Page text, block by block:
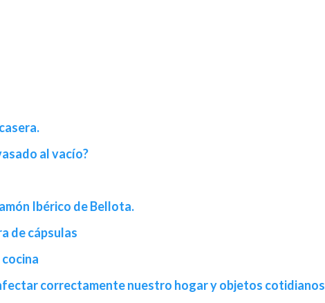
al vacío?
Ibérico de Bellota.
de cápsulas
correctamente nuestro hogar y objetos cotidianos